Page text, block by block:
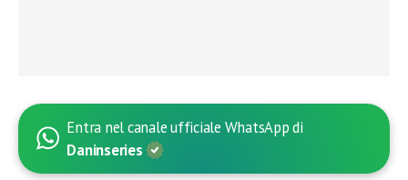
Entra nel canale ufficiale WhatsApp di
Daninseries